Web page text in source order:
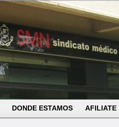
DONDE ESTAMOS AFILIATE